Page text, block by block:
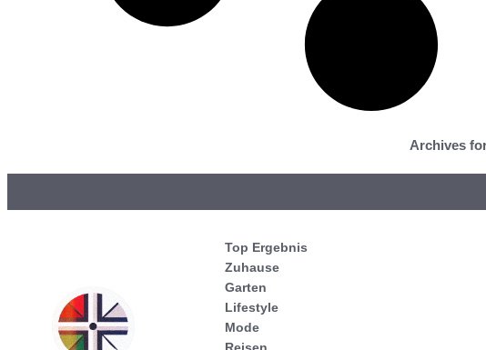
Archives
Top Ergebnis
Zuhause
Garten
Lifestyle
Mode